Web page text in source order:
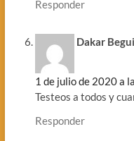
Responder
Dakar Begui
1 de julio de 2020 a
Testeos a todos y
Responder